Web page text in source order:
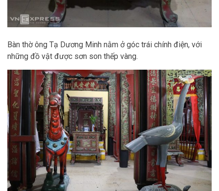
Bàn thờ ông Tạ Dương Minh nằm ở góc trái chính điện, với
những đồ vật được sơn son thếp vàng.